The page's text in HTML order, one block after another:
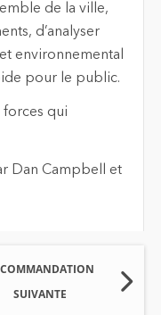
de la ville,
d’analyser
environnemental
pour le public.
forces qui
Dan Campbell et
SUIVANTE